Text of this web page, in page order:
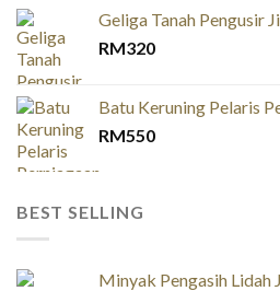
Geliga Tanah Pengusir
RM320
Batu Keruning Pelaris
RM550
BEST SELLING
Minyak Pengasih Lidah